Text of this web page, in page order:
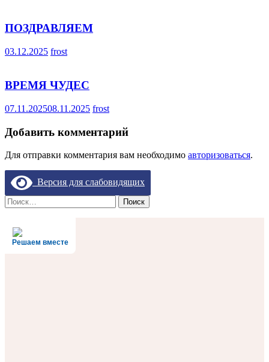
ПОЗДРАВЛЯЕМ
03.12.2025 frost
ВРЕМЯ ЧУДЕС
07.11.202508.11.2025 frost
Добавить комментарий
Для отправки комментария вам необходимо авторизоваться.
Версия для слабовидящих
Найти:
Решаем вместе